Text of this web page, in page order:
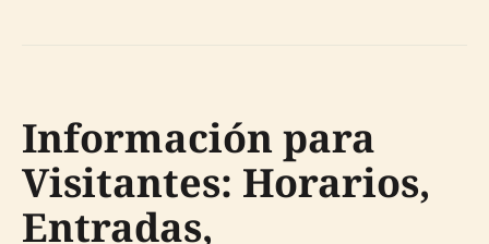
Información para
Visitantes: Horarios,
Entradas,